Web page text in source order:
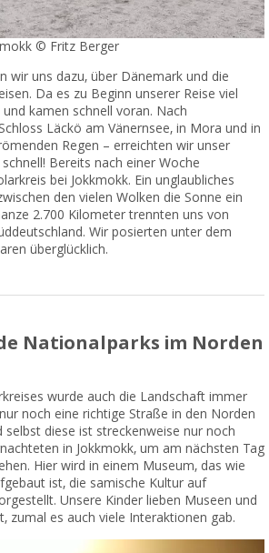
© Fritz Berger
wir uns dazu, über Dänemark und die
Da es zu Beginn unserer Reise viel
kamen schnell voran. Nach
Läckö am Vänernsee, in Mora und in
Regen – erreichten wir unser
Bereits nach einer Woche
bei Jokkmokk. Ein unglaubliches
den vielen Wolken die Sonne ein
2.700 Kilometer trennten uns von
Wir posierten unter dem
überglücklich.
Nationalparks im Norden
wurde auch die Landschaft immer
noch eine richtige Straße in den Norden
selbst diese ist streckenweise nur noch
in Jokkmokk, um am nächsten Tag
Hier wird in einem Museum, das wie
ist, die samische Kultur auf
Unsere Kinder lieben Museen und
zumal es auch viele Interaktionen gab.